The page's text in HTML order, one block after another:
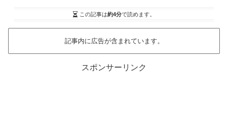
この記事は約4分で読めます。
記事内に広告が含まれています。
スポンサーリンク